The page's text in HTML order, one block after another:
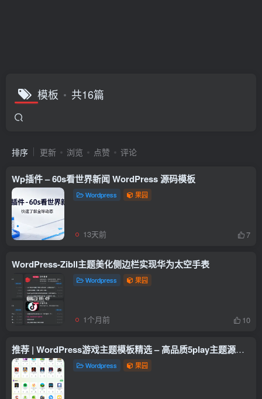
模板 共16篇
排序 更新 浏览 点赞 评论
Wp插件 – 60s看世界新闻 WordPress 源码模板
Wordpress 果园
13天前 7
WordPress-Zibll主题美化侧边栏实现华为太空手表
Wordpress 果园
1个月前 10
推荐 | WordPress游戏主题模板精选 – 高品质5play主题源码下载站
Wordpress 果园